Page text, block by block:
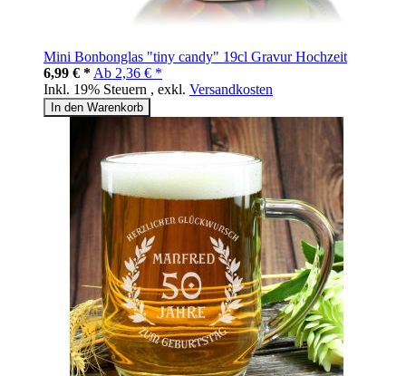
Mini Bonbonglas "tiny candy" 19cl Gravur Hochzeit
6,99 € * Ab 2,36 € *
Inkl. 19% Steuern , exkl. Versandkosten
In den Warenkorb